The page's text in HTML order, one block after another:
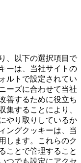
、以下の選択項目で
ーは、当社サイトの
ルトで設定されてい
ーズに合わせて当社
善するために役立ち
集することにより、
やり取りしているか
ングクッキーは、当
します。これらのク
ことで管理すること
つでも設定にアクセ